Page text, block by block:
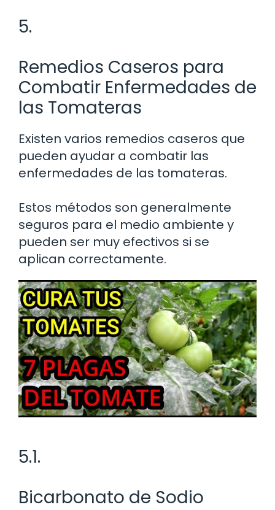
5.
Remedios Caseros para
Combatir Enfermedades de
las Tomateras
Existen varios remedios caseros que
pueden ayudar a combatir las
enfermedades de las tomateras.
Estos métodos son generalmente
seguros para el medio ambiente y
pueden ser muy efectivos si se
aplican correctamente.
5.1.
Bicarbonato de Sodio